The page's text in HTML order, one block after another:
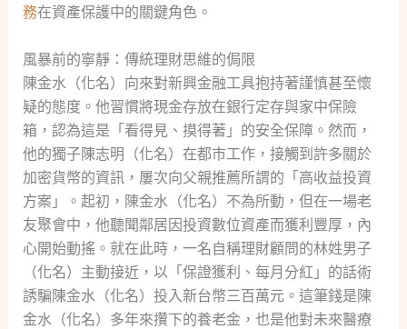
務在資產保護中的關鍵角色。
風暴前的寧靜：傳統理財思維的侷限
陳金水（化名）向來對新興金融工具抱持著謹慎甚至懷
疑的態度。他習慣將現金存放在銀行定存與家中保險
箱，認為這是「看得見、摸得著」的安全保障。然而，
他的獨子陳志明（化名）在都市工作，接觸到許多關於
加密貨幣的資訊，屢次向父親推薦所謂的「高收益投資
方案」。起初，陳金水（化名）不為所動，但在一場老
友聚會中，他聽聞鄰居因投資數位資產而獲利豐厚，內
心開始動搖。就在此時，一名自稱理財顧問的林姓男子
（化名）主動接近，以「保證獲利、每月分紅」的話術
誘騙陳金水（化名）投入新台幣三百萬元。這筆錢是陳
金水（化名）多年來攢下的養老金，也是他對未來醫療